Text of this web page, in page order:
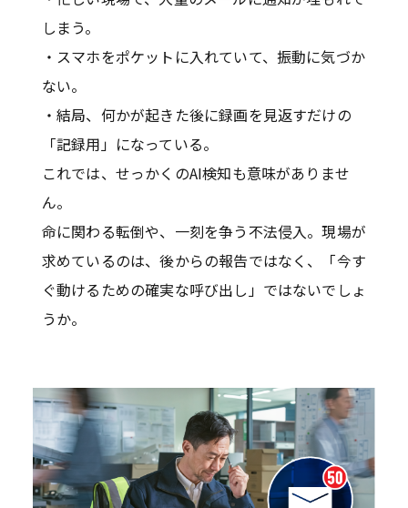
しまう。
・スマホをポケットに入れていて、振動に気づか
ない。
・結局、何かが起きた後に録画を見返すだけの
「記録用」になっている。
これでは、せっかくのAI検知も意味がありませ
ん。
命に関わる転倒や、一刻を争う不法侵入。現場が
求めているのは、後からの報告ではなく、「今す
ぐ動けるための確実な呼び出し」ではないでしょ
うか。